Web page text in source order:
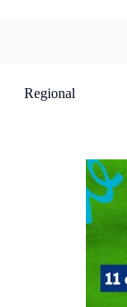
Regional